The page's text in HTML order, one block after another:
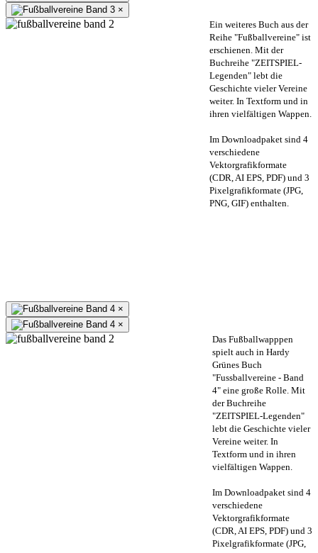
×
Ein weiteres Buch aus der
Reihe "Fußballvereine" ist
erschienen. Mit der
Buchreihe "ZEITSPIEL-
Legenden" lebt die
Geschichte vieler Vereine
weiter. In Textform und in
ihren vielfältigen Wappen.
Im Downloadpaket sind 4
verschiedene
Vektorgrafikformate
(CDR, AI EPS, PDF) und 3
Pixelgrafikformate (JPG,
PNG, GIF) enthalten.
×
×
Das Fußballwapppen
spielt auch in Hardy
Grünes Buch
"Fussballvereine - Band
4" eine große Rolle. Mit
der Buchreihe
"ZEITSPIEL-Legenden"
lebt die Geschichte vieler
Vereine weiter. In
Textform und in ihren
vielfältigen Wappen.
Im Downloadpaket sind 4
verschiedene
Vektorgrafikformate
(CDR, AI EPS, PDF) und 3
Pixelgrafikformate (JPG,